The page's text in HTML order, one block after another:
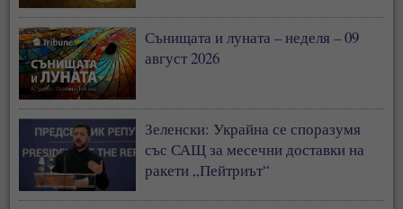
Сънищата и луната – неделя – 09
август 2026
Зеленски: Украйна се споразумя
със САЩ за месечни доставки на
ракети „Пейтриът“